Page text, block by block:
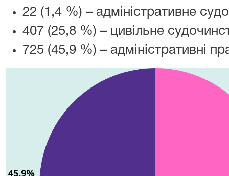
22 (1,4 %) – адміністративне
407 (25,8 %) – цивільне
725 (45,9 %) – адміністративні